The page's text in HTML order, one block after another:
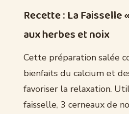
Recette : La Faisselle
aux herbes et noix
Cette préparation salée
bienfaits du calcium et
favoriser la relaxation.
faisselle, 3 cerneaux de